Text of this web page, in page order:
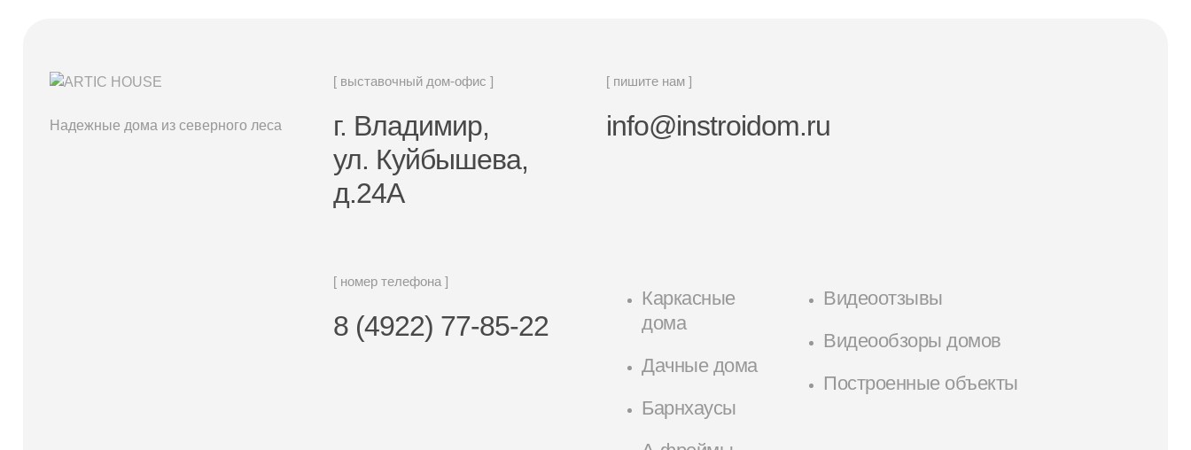
Надежные дома из северного леса
[ выставочный дом-офис ]
г. Владимир,
ул. Куйбышева,
д.24А
[ пишите нам ]
info@instroidom.ru
[ номер телефона ]
8 (4922) 77-85-22
Каркасные
дома
Дачные дома
Барнхаусы
Видеоотзывы
Видеообзоры домов
Построенные объекты